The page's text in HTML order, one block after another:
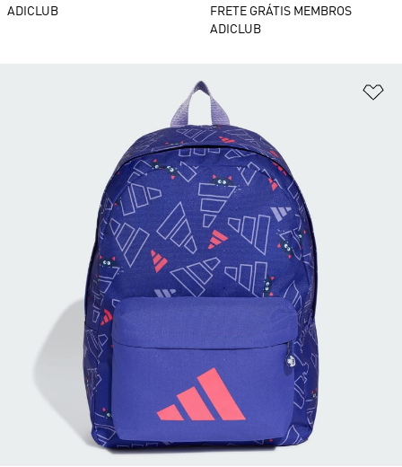
ADICLUB
FRETE GRÁTIS MEMBROS
ADICLUB